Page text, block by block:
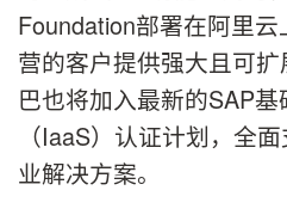
Foundation部署在阿里
营的客户提供强大且可
巴也将加入最新的SAP
（IaaS）认证计划，全
业解决方案。